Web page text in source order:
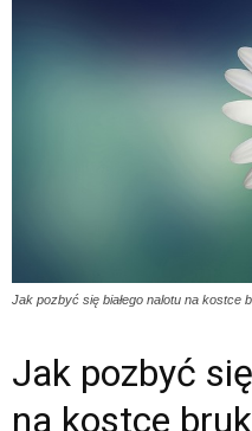
Jak pozbyć się białego nalotu na kostce
Jak pozbyć
na kostce